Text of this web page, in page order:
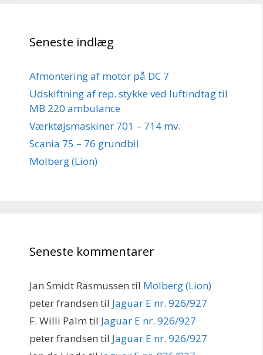
Seneste indlæg
Afmontering af motor på DC 7
Udskiftning af rep. stykke ved luftindtag til
MB 220 ambulance
Værktøjsmaskiner 701 – 714 mv.
Scania 75 – 76 grundbil
Molberg (Lion)
Seneste kommentarer
Jan Smidt Rasmussen til Molberg (Lion)
peter frandsen til Jaguar E nr. 926/927
F. Willi Palm til Jaguar E nr. 926/927
peter frandsen til Jaguar E nr. 926/927